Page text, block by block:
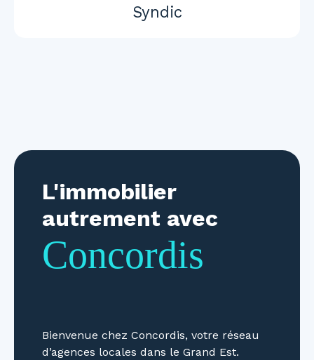
Syndic
L'immobilier
autrement avec
Concordis
Bienvenue chez Concordis, votre réseau
d’agences locales dans le Grand Est.